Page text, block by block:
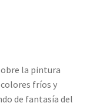
la pintura
fríos y
de fantasía del